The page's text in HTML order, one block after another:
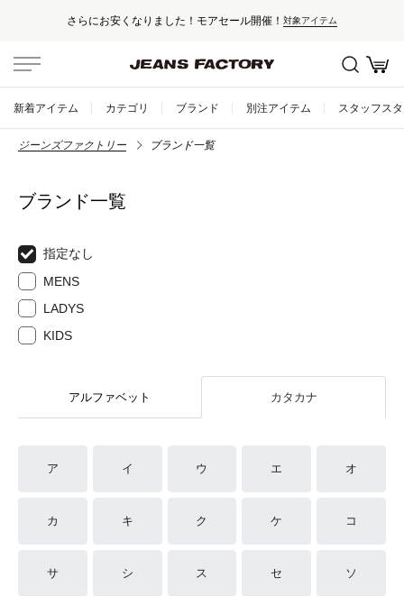
さらにお安くなりました！モアセール開催！ 対象アイテム
新着アイテム カテゴリ ブランド 別注アイテム スタッフス
ジーンズファクトリー ブランド一覧
ブランド一覧
指定なし
MENS
LADYS
KIDS
アルファベット カタカナ
ア イ ウ エ オ
カ キ ク ケ コ
サ シ ス セ ソ